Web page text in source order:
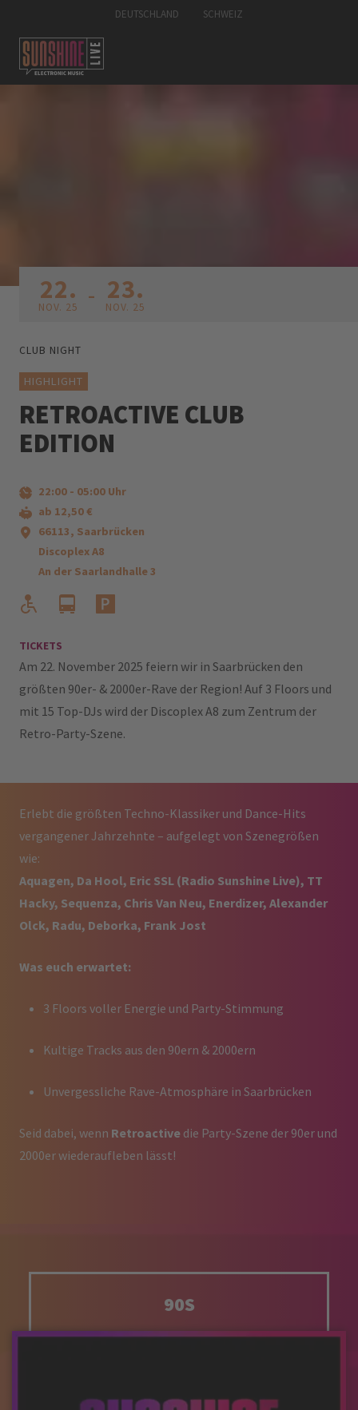
DEUTSCHLAND SCHWEIZ
22.
NOV. 25 - 23.
NOV. 25
CLUB NIGHT
HIGHLIGHT
RETROACTIVE CLUB
EDITION
22:00 - 05:00 Uhr
ab 12,50 €
66113, Saarbrücken
Discoplex A8
An der Saarlandhalle 3
TICKETS
Am 22. November 2025 feiern wir in Saarbrücken den
größten 90er- & 2000er-Rave der Region! Auf 3 Floors und
mit 15 Top-DJs wird der Discoplex A8 zum Zentrum der
Retro-Party-Szene.
Erlebt die größten Techno-Klassiker und Dance-Hits
vergangener Jahrzehnte – aufgelegt von Szenegrößen
wie:
Aquagen, Da Hool, Eric SSL (Radio Sunshine Live), TT
Hacky, Sequenza, Chris Van Neu, Enerdizer, Alexander
Olck, Radu, Deborka, Frank Jost
Was euch erwartet:
3 Floors voller Energie und Party-Stimmung
Kultige Tracks aus den 90ern & 2000ern
Unvergessliche Rave-Atmosphäre in Saarbrücken
Seid dabei, wenn Retroactive die Party-Szene der 90er und
2000er wiederaufleben lässt!
90S